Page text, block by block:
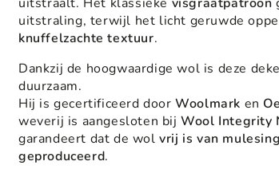
uitstraling, terwijl het licht geruwde
knuffelzachte textuur.
Dankzij de hoogwaardige wol is deze
duurzaam.
Hij is gecertificeerd doorWoolmark en
weverij is aangesloten bijWool Integrity
garandeert dat de wolvrij is van
geproduceerd.